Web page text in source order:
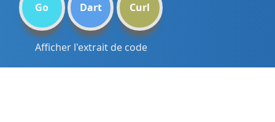
Go Dart Curl
Afficher l'extrait de code